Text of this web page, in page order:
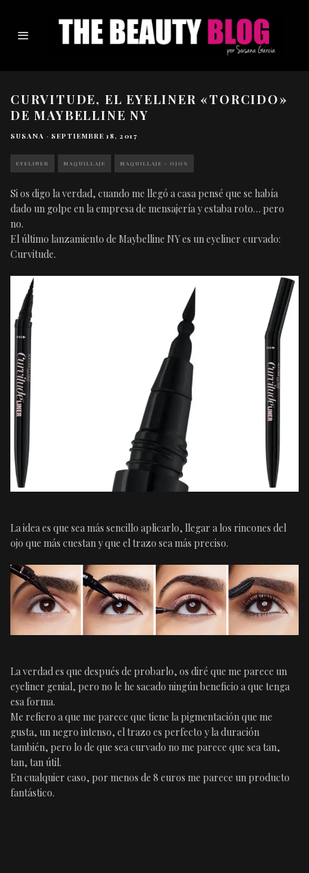
CURVITUDE, EL EYELINER «TORCIDO»
DE MAYBELLINE NY
SUSANA · SEPTIEMBRE 18, 2017
EYELINER MAQUILLAJE MAQUILLAJE - OJOS
Si os digo la verdad, cuando me llegó a casa pensé que se había
dado un golpe en la empresa de mensajería y estaba roto… pero
no.
El último lanzamiento de Maybelline NY es un eyeliner curvado:
Curvitude.
La idea es que sea más sencillo aplicarlo, llegar a los rincones del
ojo que más cuestan y que el trazo sea más preciso.
La verdad es que después de probarlo, os diré que me parece un
eyeliner genial, pero no le he sacado ningún beneficio a que tenga
esa forma.
Me refiero a que me parece que tiene la pigmentación que me
gusta, un negro intenso, el trazo es perfecto y la duración
también, pero lo de que sea curvado no me parece que sea tan,
tan, tan útil.
En cualquier caso, por menos de 8 euros me parece un producto
fantástico.